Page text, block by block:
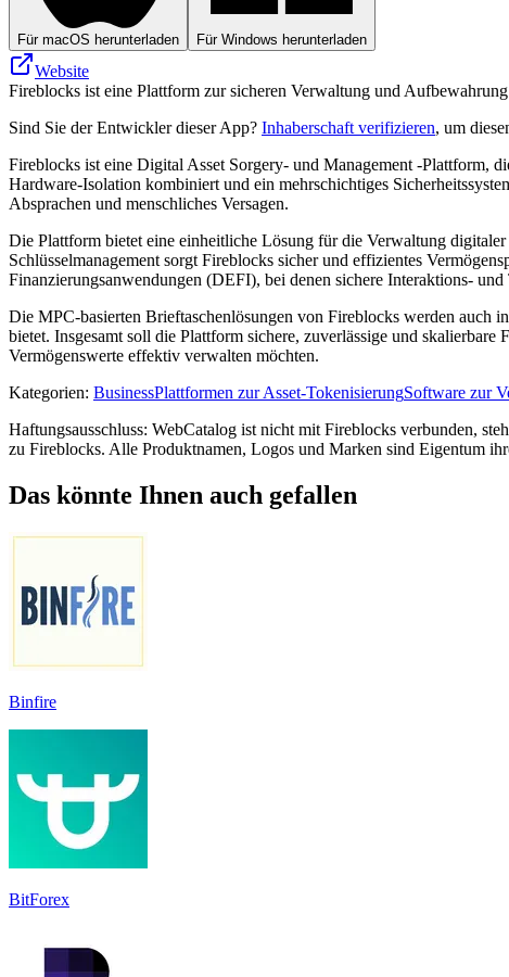
Für macOS herunterladen Für Windows herunterladen
Website
Fireblocks ist eine Plattform zur sicheren Verwaltung und
Sind Sie der Entwickler dieser App? Inhaberschaft verifizieren, um
Fireblocks ist eine Digital Asset Sorgery- und Management -Plattform,
Hardware-Isolation kombiniert und ein mehrschichtiges
Absprachen und menschliches Versagen.
Die Plattform bietet eine einheitliche Lösung für die Verwaltung
Schlüsselmanagement sorgt Fireblocks sicher und effizientes
Finanzierungsanwendungen (DEFI), bei denen sichere Interaktions-
Die MPC-basierten Brieftaschenlösungen von Fireblocks werden auch
bietet. Insgesamt soll die Plattform sichere, zuverlässige und
Vermögenswerte effektiv verwalten möchten.
Kategorien: BusinessPlattformen zur Asset-TokenisierungSoftware zur
Haftungsausschluss: WebCatalog ist nicht mit Fireblocks verbunden,
zu Fireblocks. Alle Produktnamen, Logos und Marken sind Eigentum
Das könnte Ihnen auch gefallen
Binfire
BitForex